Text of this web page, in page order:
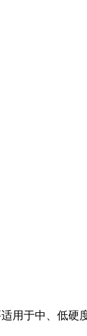
用于中、低